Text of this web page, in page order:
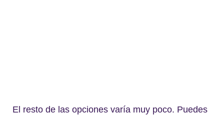
El resto de las opciones varía muy poco. Puedes